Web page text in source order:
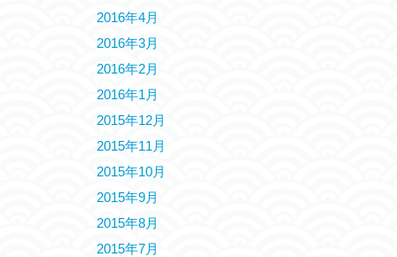
2016年4月
2016年3月
2016年2月
2016年1月
2015年12月
2015年11月
2015年10月
2015年9月
2015年8月
2015年7月